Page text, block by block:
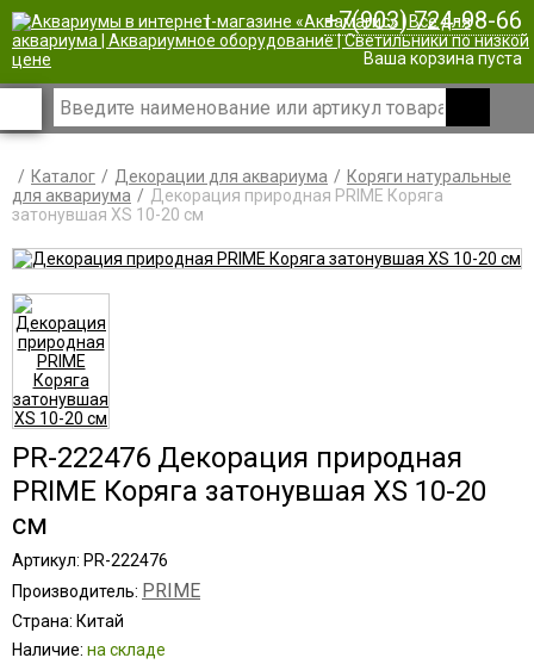
| +7(903) 724-98-66
Ваша корзина пуста
Каталог Декорации для аквариума
Коряги натуральные
для аквариума
Декорация природная PRIME Коряга
затонувшая XS 10-20 см
PR-222476 Декорация природная
PRIME Коряга затонувшая XS 10-20
см
Артикул: PR-222476
Производитель: PRIME
Страна: Китай
Наличие: на складе